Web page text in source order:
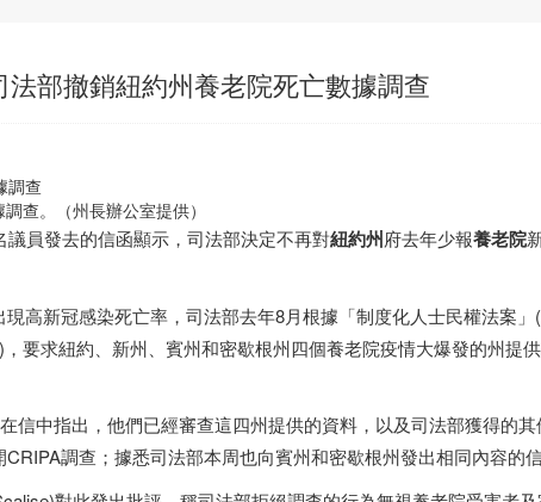
法部撤銷紐約州養老院死亡數據調查
查。（州長辦公室提供）
議員發去的信函顯示，司法部決定不再對紐約州府去年少報養老院
高新冠感染死亡率，司法部去年8月根據「制度化人士民權法案」
要求紐約、新州、賓州和密歇根州四個養老院疫情大爆發的州提
信中指出，他們已經審查這四州提供的資料，以及司法部獲得的
調查；據悉司法部本周也向賓州和密歇根州發出相同內容的信